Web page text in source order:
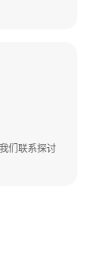
们联系探讨